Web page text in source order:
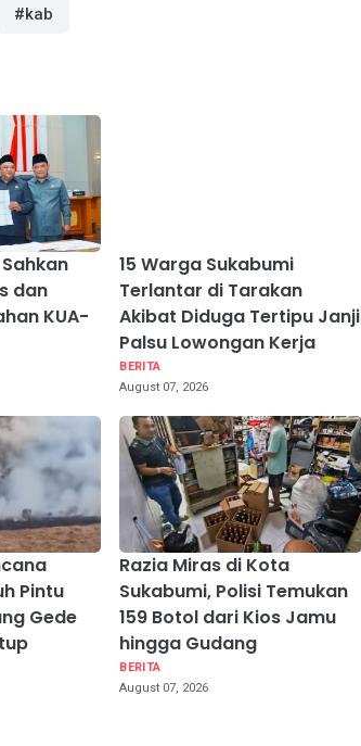
#kab
dan
KUA-
15 Warga Sukabumi
Terlantar di Tarakan
Akibat Diduga Tertipu Janji
Palsu Lowongan Kerja
BERITA
August 07, 2026
Pintu
Gede
Razia Miras di Kota
Sukabumi, Polisi Temukan
159 Botol dari Kios Jamu
hingga Gudang
BERITA
August 07, 2026